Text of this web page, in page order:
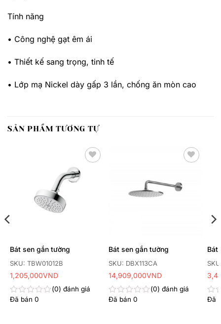
Tính năng
• Công nghệ gạt êm ái
• Thiết kế sang trọng, tinh tế
• Lớp mạ Nickel dày gấp 3 lần, chống ăn mòn cao
SẢN PHẨM TƯƠNG TỰ
SKU: TBW01012B
Bát sen gắn tường
Được
0
đánh giá
Đã bán 0
1,205,000VND
SKU: DBX113CA
Bát sen gắn tường
Được
0
đánh giá
Đã bán 0
14,909,000VND
Bát
Đã